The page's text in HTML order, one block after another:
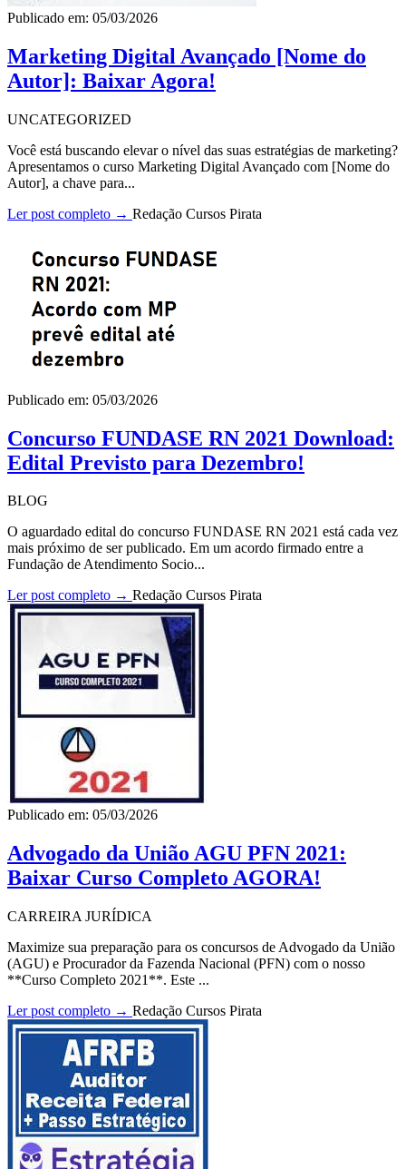
Publicado em: 05/03/2026
Marketing Digital Avançado [Nome do
Autor]: Baixar Agora!
UNCATEGORIZED
Você está buscando elevar o nível das suas estratégias de marketing?
Apresentamos o curso Marketing Digital Avançado com [Nome do
Autor], a chave para...
Ler post completo → Redação Cursos Pirata
Publicado em: 05/03/2026
Concurso FUNDASE RN 2021 Download:
Edital Previsto para Dezembro!
BLOG
O aguardado edital do concurso FUNDASE RN 2021 está cada vez
mais próximo de ser publicado. Em um acordo firmado entre a
Fundação de Atendimento Socio...
Ler post completo → Redação Cursos Pirata
Publicado em: 05/03/2026
Advogado da União AGU PFN 2021:
Baixar Curso Completo AGORA!
CARREIRA JURÍDICA
Maximize sua preparação para os concursos de Advogado da União
(AGU) e Procurador da Fazenda Nacional (PFN) com o nosso
**Curso Completo 2021**. Este ...
Ler post completo → Redação Cursos Pirata